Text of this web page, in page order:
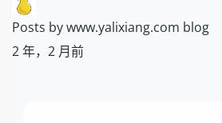
Posts by www.yalixiang.com blog
2 年，2 月前